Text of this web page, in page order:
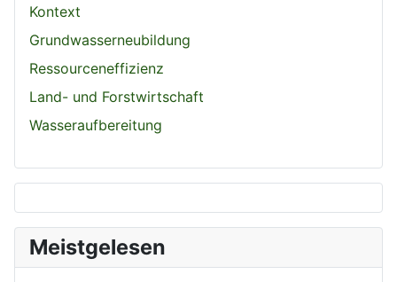
Kontext
Grundwasserneubildung
Ressourceneffizienz
Land- und Forstwirtschaft
Wasseraufbereitung
Meistgelesen